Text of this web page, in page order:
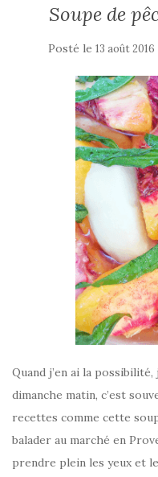
Soupe de
Posté le 13 août 2016
Quand j’en ai la
dimanche matin, c’est
recettes comme cette
balader au marché en
prendre plein les yeux et